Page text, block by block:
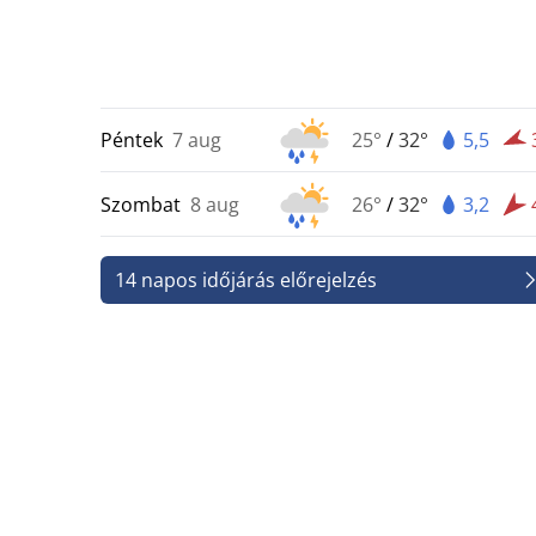
Péntek 7 aug 25° /32° 5,5
Szombat 8 aug 26° /32° 3,2
14 napos időjárás előrejelzés